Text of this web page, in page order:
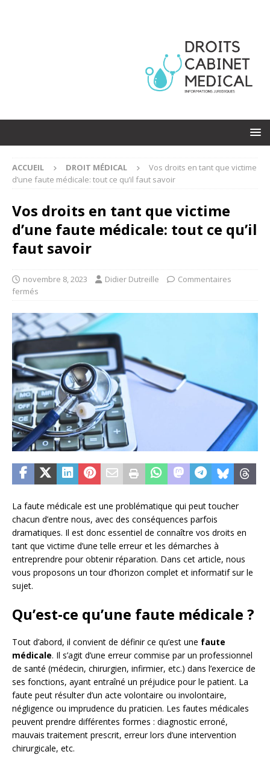
ACCUEIL DROIT MÉDICAL
Vos droits en tant que victime
d’une faute médicale: tout ce qu’il faut savoir
Vos droits en tant que victime
d’une faute médicale: tout ce qu’il
faut savoir
novembre 8, 2023 Didier Dutreille
Commentaires
fermés
La faute médicale est une problématique qui peut toucher
chacun d’entre nous, avec des conséquences parfois
dramatiques. Il est donc essentiel de connaître vos droits en
tant que victime d’une telle erreur et les démarches à
entreprendre pour obtenir réparation. Dans cet article, nous
vous proposons un tour d’horizon complet et informatif sur le
sujet.
Qu’est-ce qu’une faute médicale ?
Tout d’abord, il convient de définir ce qu’est une faute
médicale. Il s’agit d’une erreur commise par un professionnel
de santé (médecin, chirurgien, infirmier, etc.) dans l’exercice de
ses fonctions, ayant entraîné un préjudice pour le patient. La
faute peut résulter d’un acte volontaire ou involontaire,
négligence ou imprudence du praticien. Les fautes médicales
peuvent prendre différentes formes : diagnostic erroné,
mauvais traitement prescrit, erreur lors d’une intervention
chirurgicale, etc.